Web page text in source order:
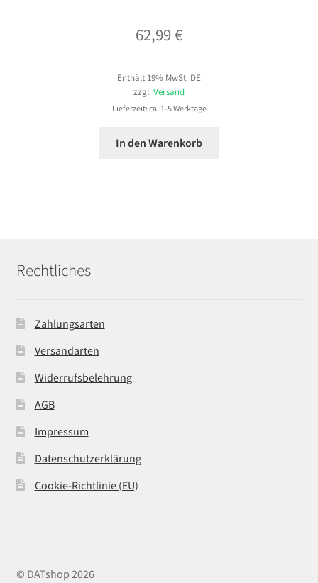
62,99€
Enthält 19% MwSt. DE
zzgl. Versand
Lieferzeit: ca. 1-5 Werktage
In den Warenkorb
Rechtliches
Zahlungsarten
Versandarten
Widerrufsbelehrung
AGB
Impressum
Datenschutzerklärung
Cookie-Richtlinie (EU)
© DATshop 2026